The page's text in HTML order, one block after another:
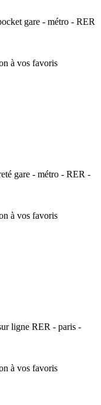
gare - métro - RER
gare - métro - RER -
ligne RER - paris -